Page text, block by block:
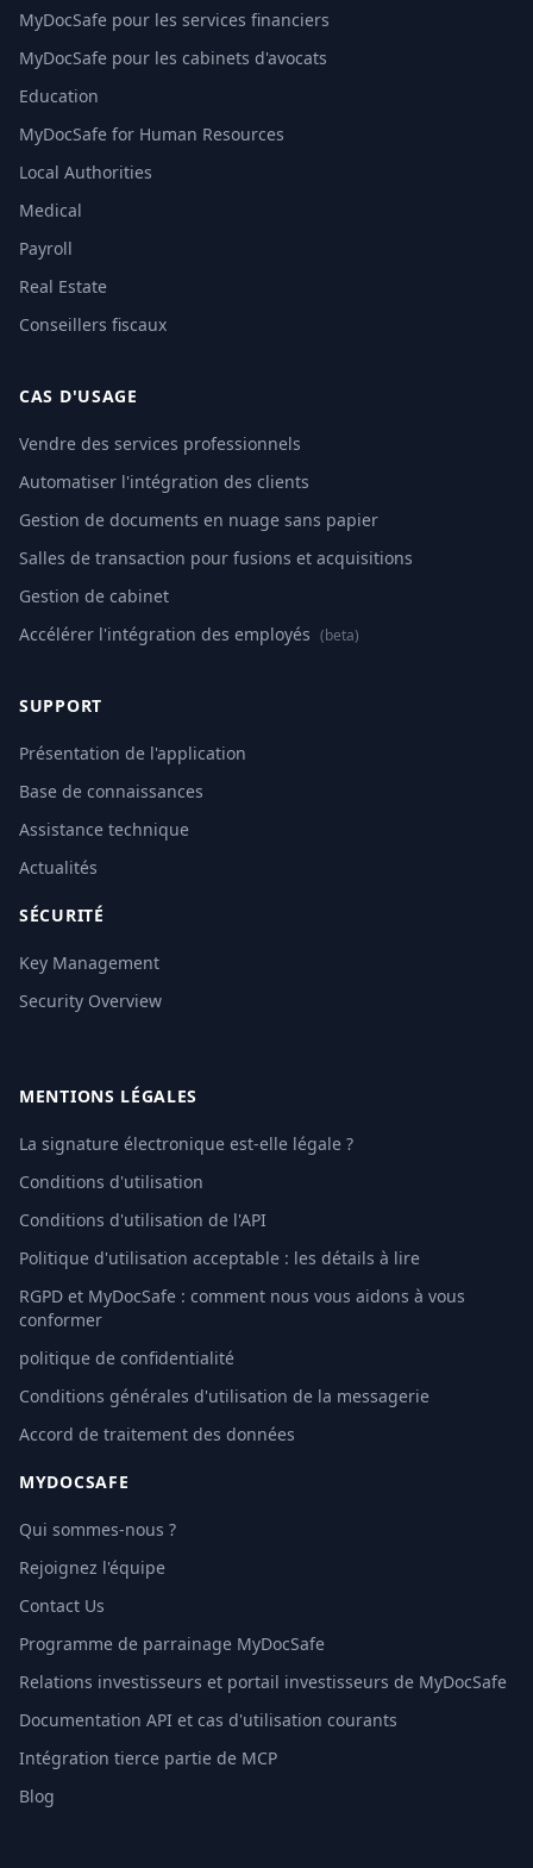
MyDocSafe pour les services financiers
MyDocSafe pour les cabinets d'avocats
Education
MyDocSafe for Human Resources
Local Authorities
Medical
Payroll
Real Estate
Conseillers fiscaux
CAS D'USAGE
Vendre des services professionnels
Automatiser l'intégration des clients
Gestion de documents en nuage sans papier
Salles de transaction pour fusions et acquisitions
Gestion de cabinet
Accélérer l'intégration des employés (beta)
SUPPORT
Présentation de l'application
Base de connaissances
Assistance technique
Actualités
SÉCURITÉ
Key Management
Security Overview
MENTIONS LÉGALES
La signature électronique est-elle légale ?
Conditions d'utilisation
Conditions d'utilisation de l'API
Politique d'utilisation acceptable : les détails à lire
RGPD et MyDocSafe : comment nous vous aidons à vous
conformer
politique de confidentialité
Conditions générales d'utilisation de la messagerie
Accord de traitement des données
MYDOCSAFE
Qui sommes-nous ?
Rejoignez l'équipe
Contact Us
Programme de parrainage MyDocSafe
Relations investisseurs et portail investisseurs de MyDocSafe
Documentation API et cas d'utilisation courants
Intégration tierce partie de MCP
Blog